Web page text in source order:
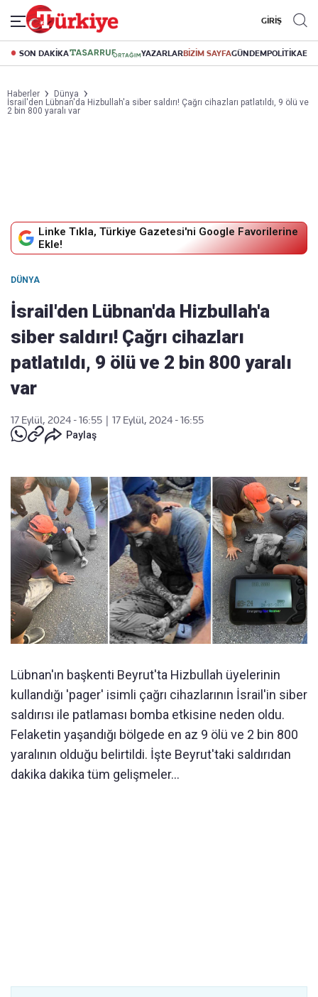
GİRİŞ
SON DAKİKA YAZARLARBİZİM SAYFAGÜNDEMPOLİTİKA
Haberler
Dünya
İsrail'den Lübnan'da Hizbullah'a siber saldırı! Çağrı cihazları patlatıldı, 9 ölü ve
2 bin 800 yaralı var
Linke Tıkla, Türkiye Gazetesi'ni Google Favorilerine
Ekle!
DÜNYA
İsrail'den Lübnan'da Hizbullah'a
siber saldırı! Çağrı cihazları
patlatıldı, 9 ölü ve 2 bin 800 yaralı
var
17 Eylül, 2024 - 16:55
17 Eylül, 2024 - 16:55
Paylaş
patlatildi, 9 ölü ve 2 bin 800 yarali var
Lübnan'ın başkenti Beyrut'ta Hizbullah üyelerinin
kullandığı 'pager' isimli çağrı cihazlarının İsrail'in siber
saldırısı ile patlaması bomba etkisine neden oldu.
Felaketin yaşandığı bölgede en az 9 ölü ve 2 bin 800
yaralının olduğu belirtildi. İşte Beyrut'taki saldırıdan
dakika dakika tüm gelişmeler...